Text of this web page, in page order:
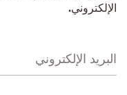
الإلكتروني.
البريد الإلكتروني